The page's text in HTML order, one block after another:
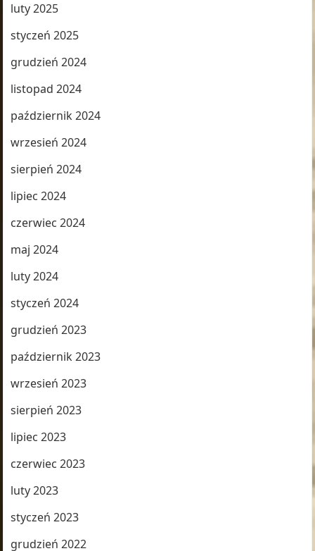
luty 2025
styczeń 2025
grudzień 2024
listopad 2024
październik 2024
wrzesień 2024
sierpień 2024
lipiec 2024
czerwiec 2024
maj 2024
luty 2024
styczeń 2024
grudzień 2023
październik 2023
wrzesień 2023
sierpień 2023
lipiec 2023
czerwiec 2023
luty 2023
styczeń 2023
grudzień 2022